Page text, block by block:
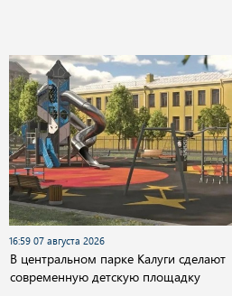
16:59 07 августа 2026
В центральном парке Калуги сделают
современную детскую площадку